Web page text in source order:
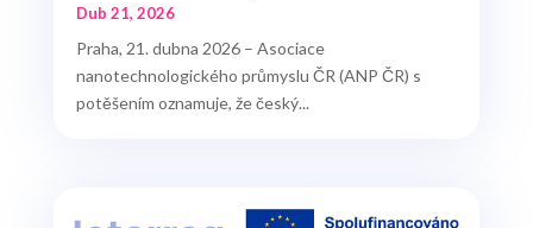
Dub 21, 2026
Praha, 21. dubna 2026 – Asociace
nanotechnologického průmyslu ČR (ANP ČR) s
potěšením oznamuje, že český...